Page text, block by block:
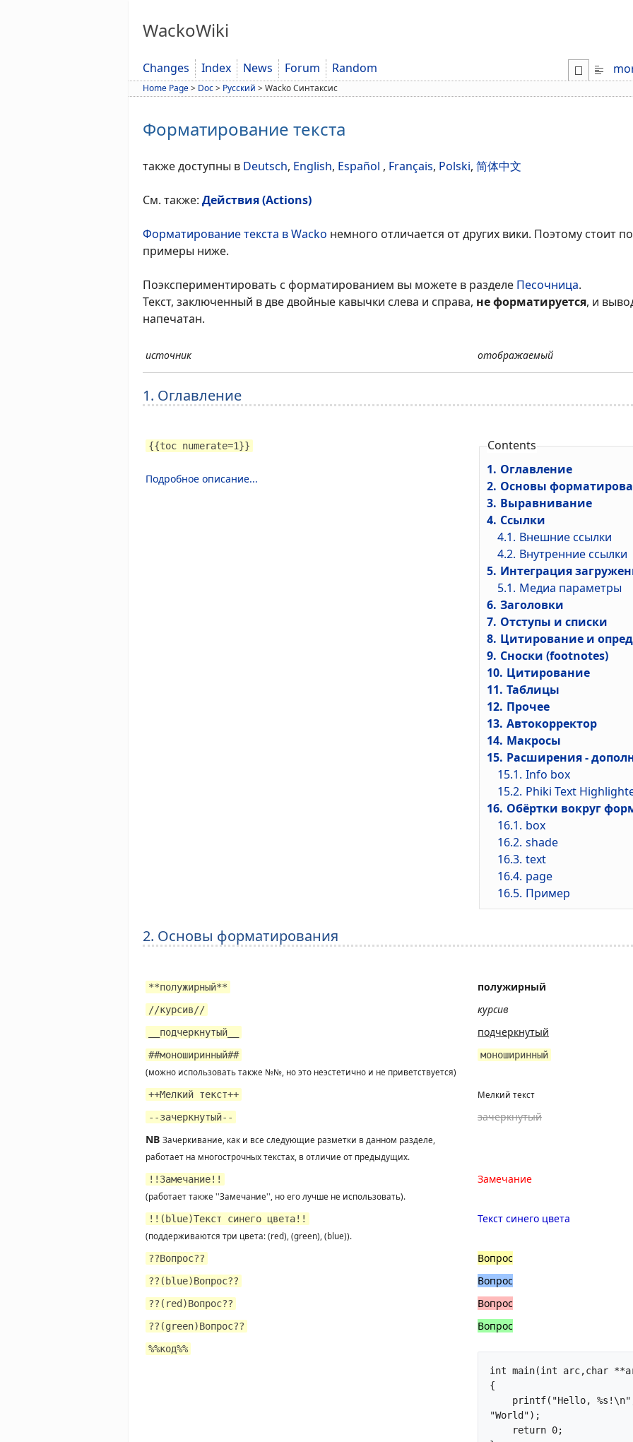
WackoWiki
Changes Index News Forum Random
Home Page> Doc> Русский >Wacko Синтаксис
Форматирование текста
также доступны в Deutsch, English, Español , Français, Polski, 简体中文
См. также: Действия (Аctions)
Форматирование текста в Wacko немного отличается от других вики. Поэтому стоит
примеры ниже.
Поэкспериментировать с форматированием вы можете в разделе Песочница.
Текст, заключенный в две двойные кавычки слева и справа, не форматируется, и
напечатан.
источник отображаемый
1. Оглавление
{{toc numerate=1}}
Подробное описание...
Contents
1. Оглавление
2. Основы
3. Выравнивание
4. Cсылки
4.1. Внешние ссылки
4.2. Внутренние ссылки
5. Интеграция
5.1. Медиа параметры
6. Заголовки
7. Отступы и списки
8. Цитирование и
9. Сноски (footnotes)
10. Цитирование
11. Таблицы
12. Прочее
13. Автокорректор
14. Макросы
15. Расширения -
15.1. Info box
15.2. Phiki Text
16. Обёртки вокруг
16.1. box
16.2. shade
16.3. text
16.4. page
16.5. Пример
2. Основы форматирования
**полужирный** полужирный
//курсив// курсив
__подчеркнутый__ подчеркнутый
##моноширинный##
(можно использовать также №№, но это неэстетично и не приветствуется)
моноширинный
++Мелкий текст++ Мелкий текст
--зачеркнутый--
зачеркнутый
NB Зачеркивание, как и все следующие разметки в данном разделе,
работает на многострочных текстах, в отличие от предыдущих.
!!Замечание!!
(работает также ''Замечание'', но его лучше не использовать).
Замечание
!!(blue)Текст синего цвета!!
(поддерживаются три цвета: (red), (green), (blue)).
Текст синего цвета
??Вопрос?? Вопрос
??(blue)Вопрос?? Вопрос
??(red)Вопрос?? Вопрос
??(green)Вопрос?? Вопрос
%%код%%
int main(int arc,char
{
"World");